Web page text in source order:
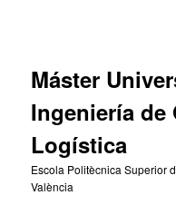
Máster
Ingeniería de
Logística
Escola Politècnica Superior
València